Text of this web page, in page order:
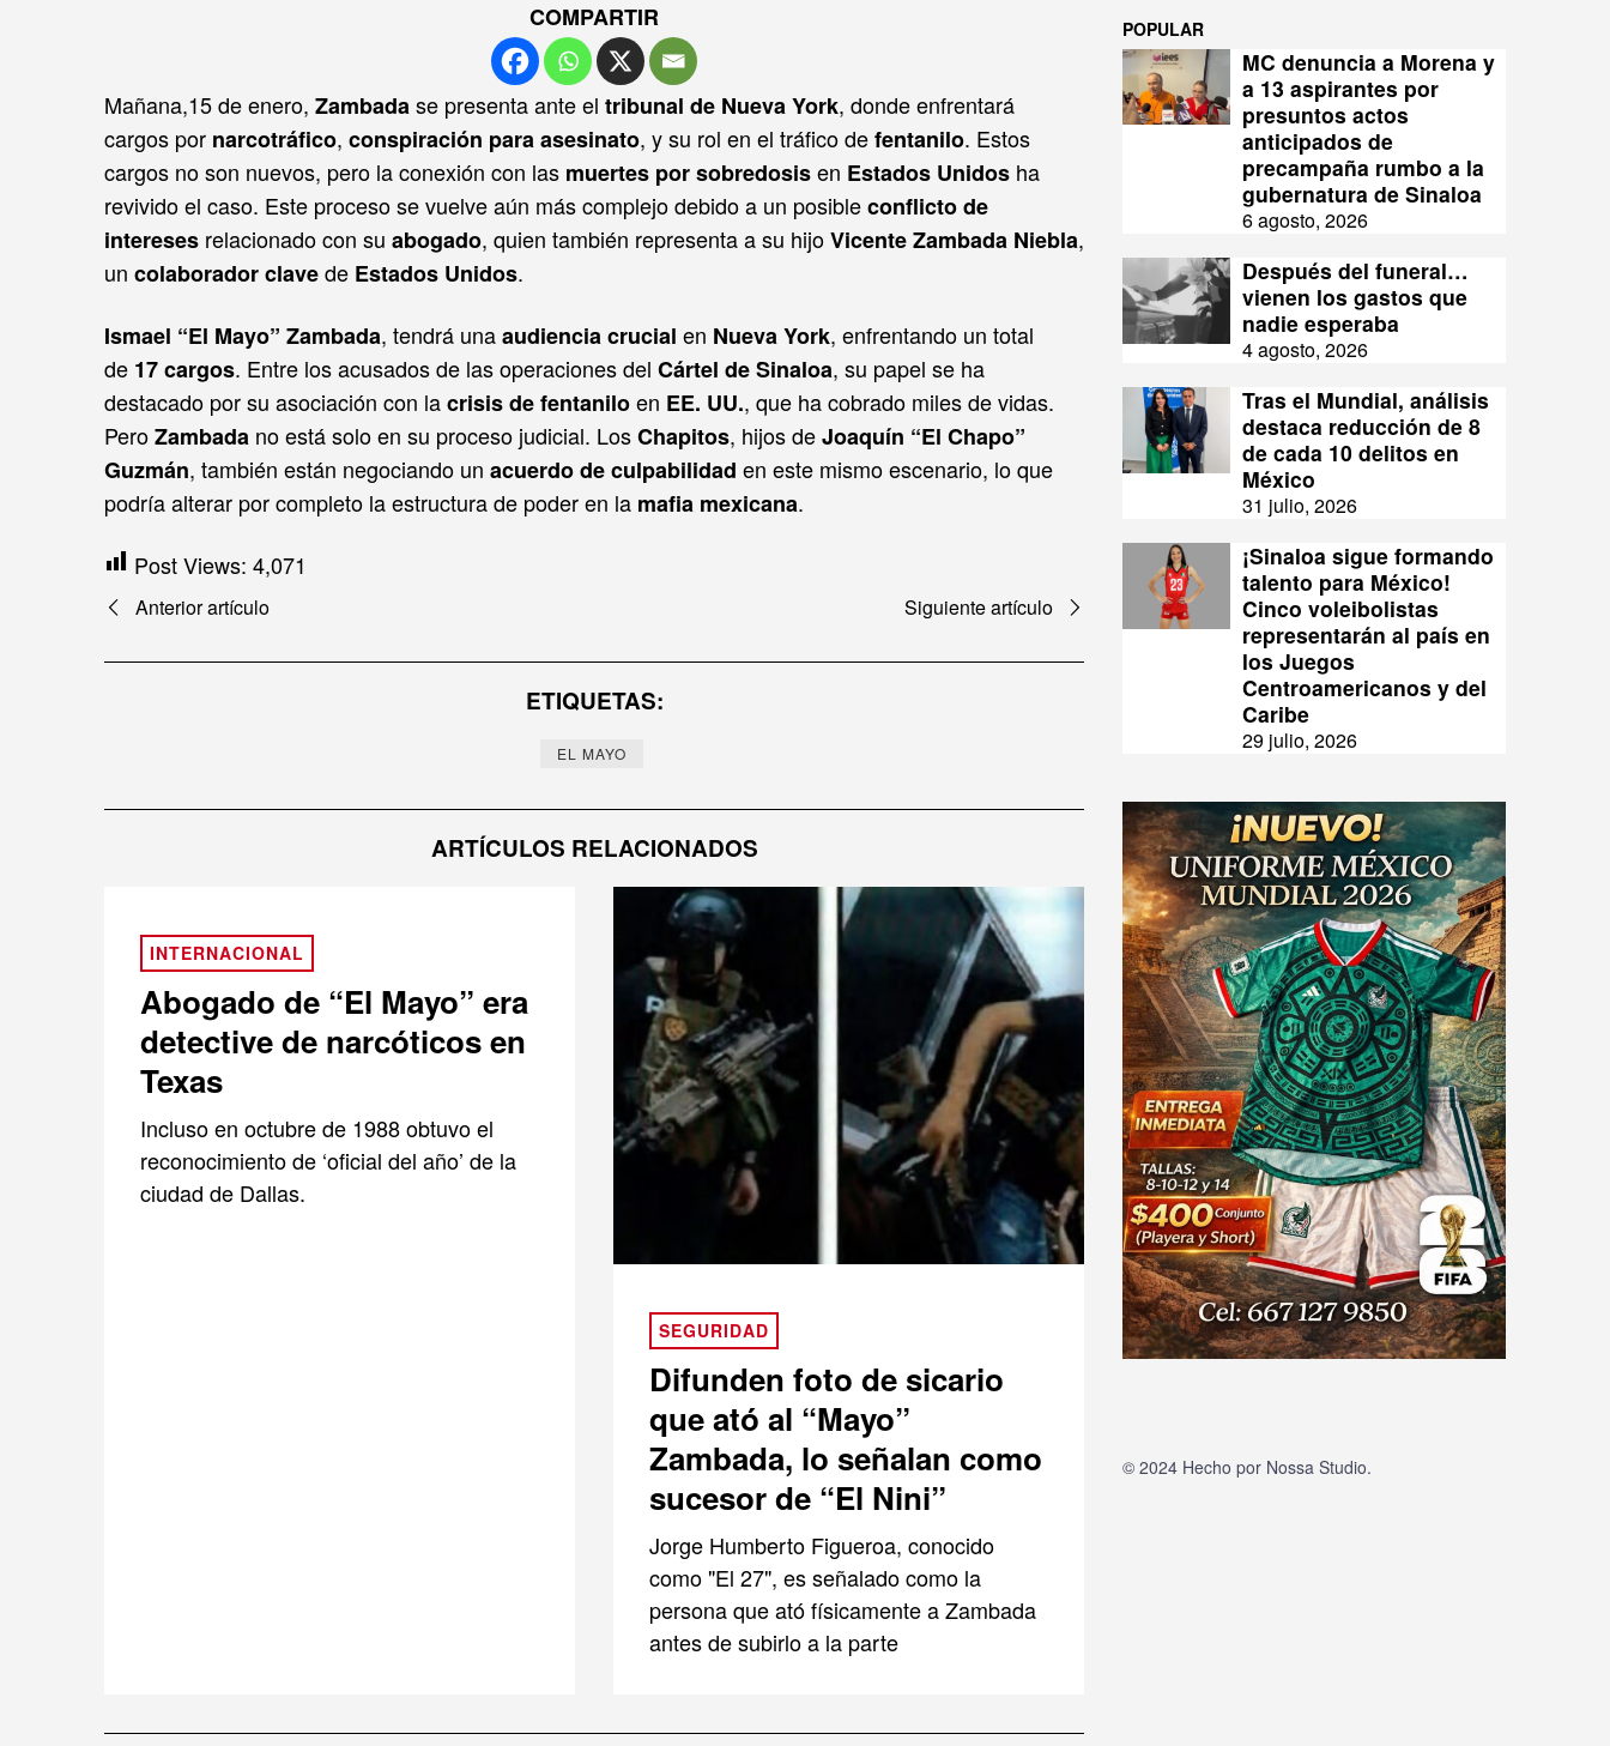
COMPARTIR
Mañana,15 de enero, Zambadase presenta ante el tribunal de Nueva York, donde enfrentará
cargos por narcotráfico, conspiración para asesinato, y su rol en el tráfico defentanilo. Estos
cargos no son nuevos, pero la conexión con las muertes por sobredosisen Estados Unidos ha
revivido el caso. Este proceso se vuelve aún más complejo debido a un posibleconflicto de
intereses relacionado con su abogado, quien también representa a su hijoVicente Zambada Niebla,
un colaborador clavede Estados Unidos.
Ismael “El Mayo” Zambada, tendrá unaaudiencia crucial en Nueva York, enfrentando un total
de 17 cargos. Entre los acusados de las operaciones del Cártel de Sinaloa, su papel se ha
destacado por su asociación con lacrisis de fentaniloen EE. UU., que ha cobrado miles de vidas.
PeroZambada no está solo en su proceso judicial. LosChapitos, hijos deJoaquín “El Chapo”
Guzmán, también están negociando un acuerdo de culpabilidad en este mismo escenario, lo que
podría alterar por completo la estructura de poder en la mafia mexicana.
Post Views: 4,071
Navegación
de
Anterior artículo Siguiente artículo
ETIQUETAS:
EL MAYO
ARTÍCULOS RELACIONADOS
INTERNACIONAL
Abogado de “El Mayo” era
detective de narcóticos en
Texas
Incluso en octubre de 1988 obtuvo el
reconocimiento de ‘oficial del año’ de la
ciudad de Dallas.
SEGURIDAD
Difunden foto de sicario
que ató al “Mayo”
Zambada, lo señalan como
sucesor de “El Nini”
Jorge Humberto Figueroa, conocido
como "El 27", es señalado como la
persona que ató físicamente a Zambada
antes de subirlo a la parte
POPULAR
MC denuncia a Morena y
a 13 aspirantes por
presuntos actos
anticipados de
precampaña rumbo a la
gubernatura de Sinaloa
6 agosto, 2026
Después del funeral…
vienen los gastos que
nadie esperaba
4 agosto, 2026
Tras el Mundial, análisis
destaca reducción de 8
de cada 10 delitos en
México
31 julio, 2026
¡Sinaloa sigue formando
talento para México!
Cinco voleibolistas
representarán al país en
los Juegos
Centroamericanos y del
Caribe
29 julio, 2026
© 2024 Hecho por Nossa Studio.